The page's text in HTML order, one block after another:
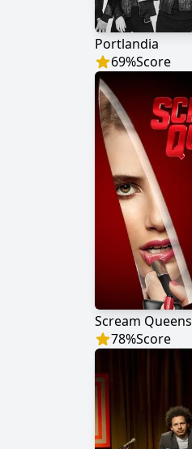
Portlandia
69%Score
Scream Queens
78%Score